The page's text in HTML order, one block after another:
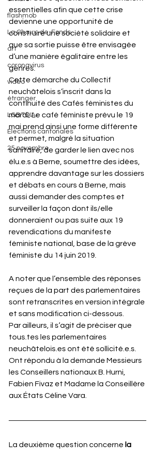
flashmob
La Chaux-de-Fonds
art
coronavirus
vidéo
étranger
LGBTQIA+
Elections cantonales
25 novembre
essentielles afin que cette crise
devienne une opportunité de
construire une société solidaire et
que sa sortie puisse être envisagée
d’une manière égalitaire entre les
genres.
Cette démarche du Collectif
neuchâtelois s’inscrit dans la
continuité des Cafés féministes du
mardi. Le café féministe prévu le 19
mai prend ainsi une forme différente
et permet, malgré la situation
sanitaire, de garder le lien avec nos
élu.e.s à Berne, soumettre des idées,
apprendre davantage sur les dossiers
et débats en cours à Berne, mais
aussi demander des comptes et
surveiller la façon dont ils/elle
donneraient ou pas suite aux 19
revendications du manifeste
féministe national, base de la grève
féministe du 14 juin 2019.
A noter que l’ensemble des réponses
reçues de la part des parlementaires
sont retranscrites en version intégrale
et sans modification ci-dessous.
Par ailleurs, il s’agit de préciser que
tous.tes les parlementaires
neuchâtelois.es ont été sollicité.e.s.
Ont répondu à la demande Messieurs
les Conseillers nationaux B. Hurni,
Fabien Fivaz et Madame la Conseillère
aux États Céline Vara.
La deuxième question concerne la